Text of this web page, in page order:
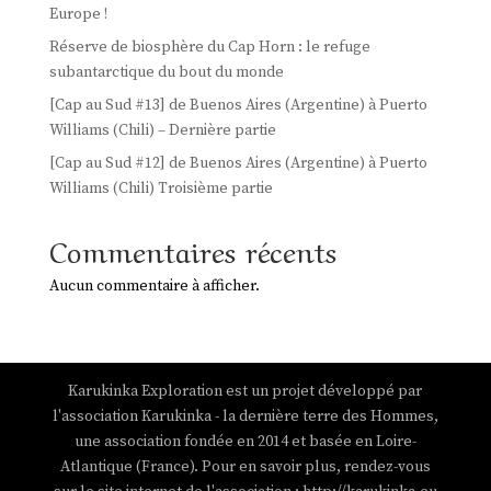
Europe !
Réserve de biosphère du Cap Horn : le refuge
subantarctique du bout du monde
[Cap au Sud #13] de Buenos Aires (Argentine) à Puerto
Williams (Chili) – Dernière partie
[Cap au Sud #12] de Buenos Aires (Argentine) à Puerto
Williams (Chili) Troisième partie
Commentaires récents
Aucun commentaire à afficher.
Karukinka Exploration est un projet développé par
l'association Karukinka - la dernière terre des Hommes,
une association fondée en 2014 et basée en Loire-
Atlantique (France). Pour en savoir plus, rendez-vous